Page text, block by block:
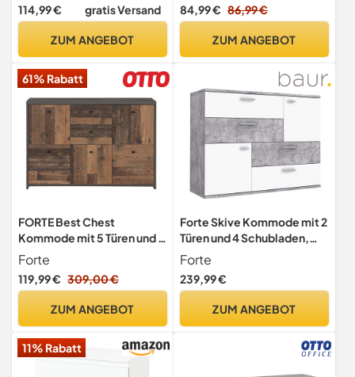
100 x 80 cm, verstellbare
Wohnzimmer, rustikales
LSC092B01
114,99 € gratis Versand
ZUM ANGEBOT
84,99 € 86,99 €
ZUM ANGEBOT
61% Rabatt
FORTE Best Chest
Kommode mit 5 Türen und 2
Schubladen,
Holzwerkstoff, Old-Wood
Vintage kombiniert mit
cm x 29,6 cm
Forte
119,99 € 309,00 €
ZUM ANGEBOT
Forte Skive Kommode mit 2
Türen und 4 Schubladen,
Holzwerkstoff, Betonoptik
Lichtgrau / Weiß, 124.9 x
41.3 x 95.9 cm
Forte
239,99 €
ZUM ANGEBOT
11% Rabatt